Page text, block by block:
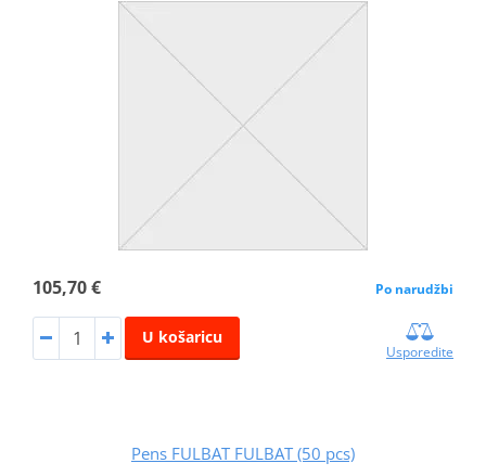
105,70 € Po narudžbi
U košaricu
Usporedite
Pens FULBAT FULBAT (50 pcs)